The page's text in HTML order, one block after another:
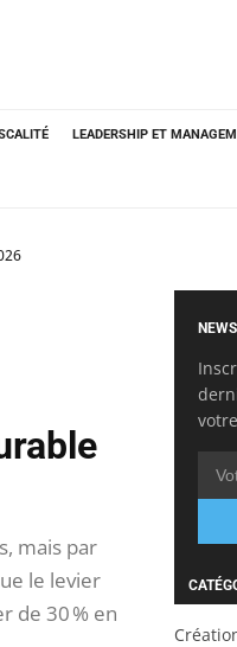
LEADERSHIP ET
mais par
le levier
de 30 % en